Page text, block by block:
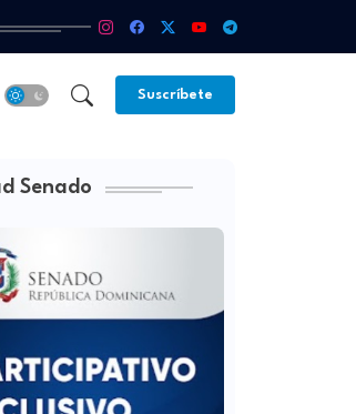
Suscríbete
Senado